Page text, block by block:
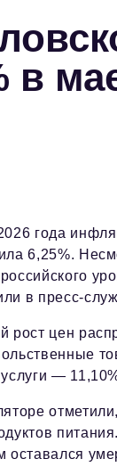
в
года
6,25%.
в пресс-
рост цен
—
оставался